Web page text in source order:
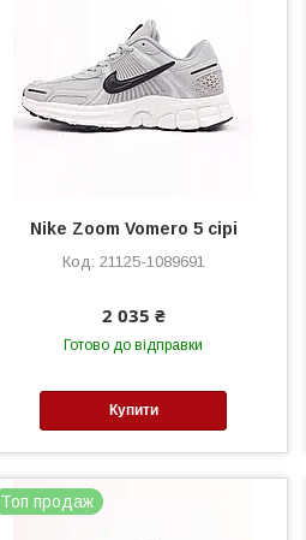
Nike Zoom Vomero 5 сірі
21125-1089691
2 035 ₴
Готово до відправки
Купити
Топ продаж